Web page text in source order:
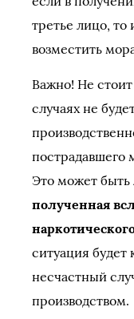
третье лицо,
возместить
Важно! Не стоит
случаях не
пострадавшего
Это может быть
полученная
ситуация будет
несчастный
производством.